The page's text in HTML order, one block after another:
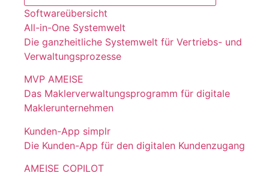
Softwareübersicht
All-in-One Systemwelt
Die ganzheitliche Systemwelt für Vertriebs- und
Verwaltungsprozesse
MVP AMEISE
Das Maklerverwaltungsprogramm für digitale
Maklerunternehmen
Kunden-App simplr
Die Kunden-App für den digitalen Kundenzugang
AMEISE COPILOT